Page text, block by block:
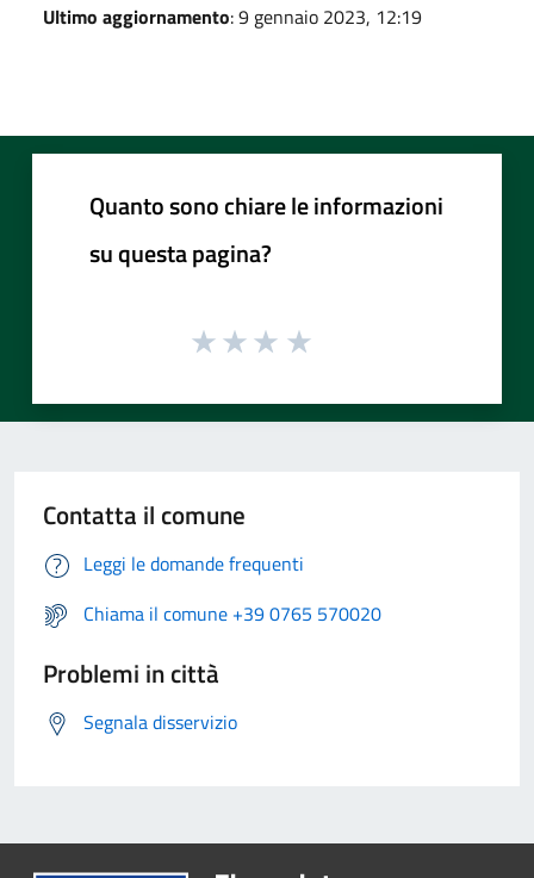
Ultimo aggiornamento: 9 gennaio 2023, 12:19
Quanto sono chiare le informazioni
su questa pagina?
Contatta il comune
Leggi le domande frequenti
Chiama il comune +39 0765 570020
Problemi in città
Segnala disservizio